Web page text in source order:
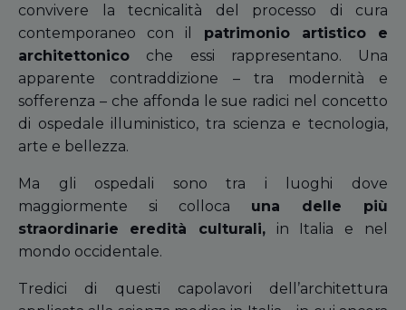
convivere la tecnicalità del processo di cura
contemporaneo con il patrimonio artistico e
architettonico che essi rappresentano. Una
apparente contraddizione – tra modernità e
sofferenza – che affonda le sue radici nel concetto
di ospedale illuministico, tra scienza e tecnologia,
arte e bellezza.
Ma gli ospedali sono tra i luoghi dove
maggiormente si colloca una delle più
straordinarie
eredità culturali,in Italia e nel
mondo occidentale.
Tredici di questi capolavori dell’architettura